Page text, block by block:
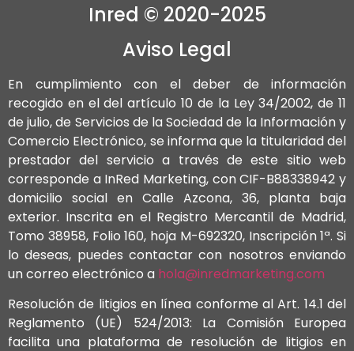
Inred ©️ 2020-2025
Aviso Legal
En cumplimiento con el deber de información
recogido en el del artículo 10 de la Ley 34/2002, de 11
de julio, de Servicios de la Sociedad de la Información y
Comercio Electrónico, se informa que la titularidad del
prestador del servicio a través de este sitio web
corresponde a InRed Marketing, con CIF-B88338942 y
domicilio social en Calle Azcona, 36, planta baja
exterior. Inscrita en el Registro Mercantil de Madrid,
Tomo 38958, Folio 160, hoja M-692320, Inscripción 1ª. Si
lo deseas, puedes contactar con nosotros enviando
un correo electrónico a hola@inredmarketing.com
Resolución de litigios en línea conforme al Art. 14.1 del
Reglamento (UE) 524/2013: La Comisión Europea
facilita una plataforma de resolución de litigios en